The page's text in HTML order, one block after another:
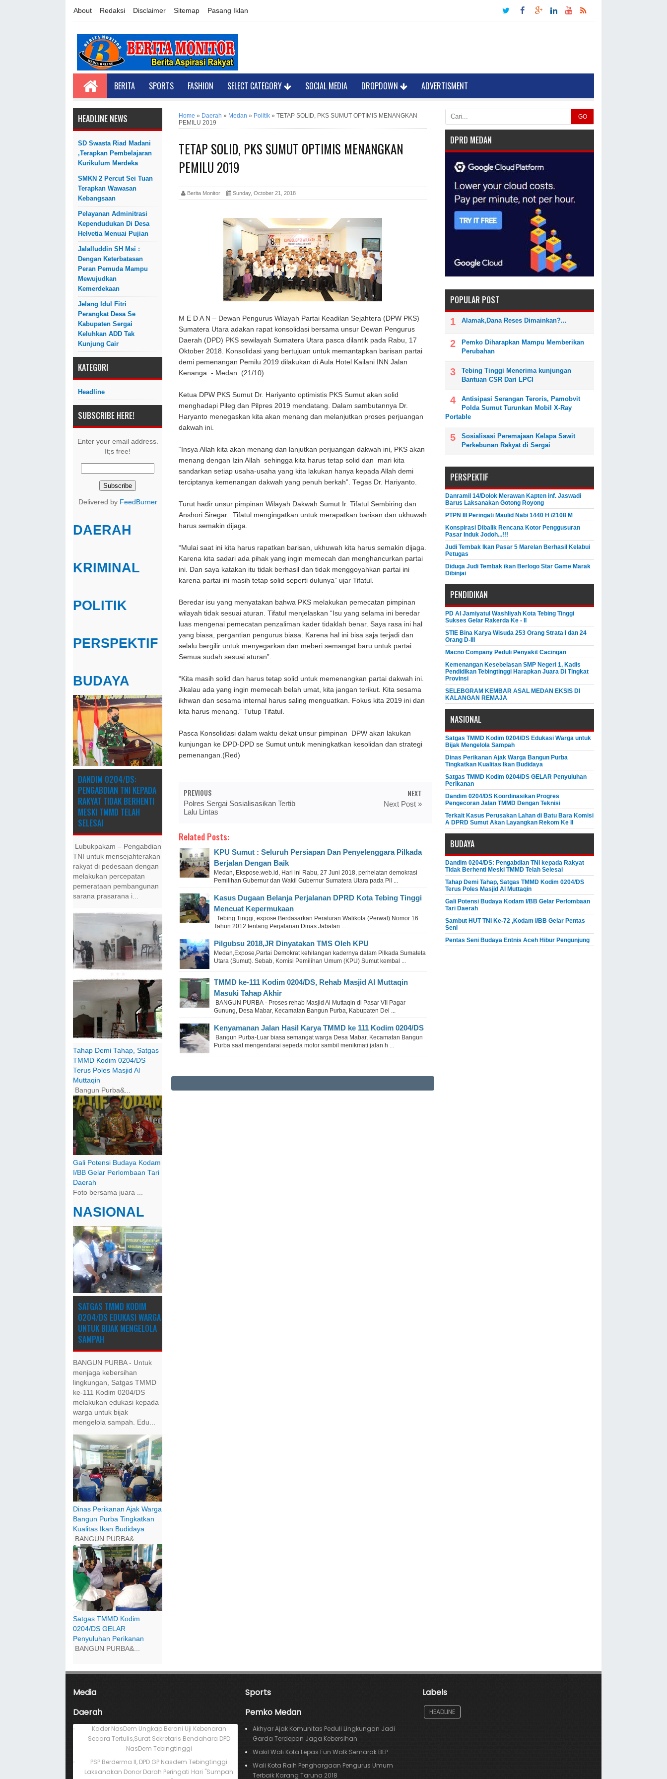
About Redaksi Disclaimer Sitemap Pasang Iklan
BERITA SPORTS FASHION SELECT CATEGORY SOCIAL MEDIA DROPDOWN ADVERTISMENT
HEADLINE NEWS
SD Swasta Riad Madani
,Terapkan Pembelajaran
Kurikulum Merdeka
SMKN 2 Percut Sei Tuan
Terapkan Wawasan
Kebangsaan
Pelayanan Adminitrasi
Kependudukan Di Desa
Helvetia Menuai Pujian
Jalalluddin SH Msi :
Dengan Keterbatasan
Peran Pemuda Mampu
Mewujudkan
Kemerdekaan
Jelang Idul Fitri
Perangkat Desa Se
Kabupaten Sergai
Keluhkan ADD Tak
Kunjung Cair
KATEGORI
Headline
SUBSCRIBE HERE!
Enter your email address.
It;s free!
Delivered by FeedBurner
DAERAH
KRIMINAL
POLITIK
PERSPEKTIF
BUDAYA
DANDIM 0204/DS:
PENGABDIAN TNI KEPADA
RAKYAT TIDAK BERHENTI
MESKI ​TMMD TELAH
SELESAI
Lubukpakam – Pengabdian
TNI untuk mensejahterakan
rakyat di pedesaan dengan
melakukan percepatan
pemerataan pembangunan
sarana prasarana i...
Tahap Demi Tahap, Satgas
TMMD Kodim 0204/DS
Terus Poles Masjid Al
Muttaqin
Bangun Purba&...
Gali Potensi Budaya Kodam
I/BB Gelar Perlombaan Tari
Daerah
Foto bersama juara ...
NASIONAL
SATGAS TMMD KODIM
0204/DS EDUKASI WARGA
UNTUK BIJAK MENGELOLA
SAMPAH
BANGUN PURBA - Untuk
menjaga kebersihan
lingkungan, Satgas TMMD
ke-111 Kodim 0204/DS
melakukan edukasi kepada
warga untuk bijak
mengelola sampah. Edu...
Dinas Perikanan Ajak Warga
Bangun Purba Tingkatkan
Kualitas Ikan Budidaya
BANGUN PURBA&...
Satgas TMMD Kodim
0204/DS GELAR
Penyuluhan Perikanan
BANGUN PURBA&...
Home » Daerah » Medan » Politik » TETAP SOLID, PKS SUMUT OPTIMIS MENANGKAN
PEMILU 2019
TETAP SOLID, PKS SUMUT OPTIMIS MENANGKAN
PEMILU 2019
Berita Monitor Sunday, October 21, 2018
M E D A N – Dewan Pengurus Wilayah Partai Keadilan Sejahtera (DPW PKS)
Sumatera Utara adakan rapat konsolidasi bersama unsur Dewan Pengurus
Daerah (DPD) PKS sewilayah Sumatera Utara pasca dilantik pada Rabu, 17
Oktober 2018. Konsolidasi yang bertujuan untuk memantapkan barisan partai
demi pemenangan Pemilu 2019 dilakukan di Aula Hotel Kailani INN Jalan
Kenanga - Medan. (21/10)
Ketua DPW PKS Sumut Dr. Hariyanto optimistis PKS Sumut akan solid
menghadapi Pileg dan Pilpres 2019 mendatang. Dalam sambutannya Dr.
Haryanto menegaskan kita akan menang dan melanjutkan proses perjuangan
dakwah ini.
“Insya Allah kita akan menang dan lanjutkan perjuangan dakwah ini, PKS akan
menang dengan Izin Allah sehingga kita harus tetap solid dan mari kita
sandarkan setiap usaha-usaha yang kita lakukan hanya kepada Allah demi
terciptanya kemenangan dakwah yang penuh berkah”. Tegas Dr. Hariyanto.
Turut hadir unsur pimpinan Wilayah Dakwah Sumut Ir. Tifatul Sembiring dan
Anshori Siregar. Tifatul mengingatkan untuk merapatkan barisan dan ukhuwah
harus semakin dijaga.
“Mulai saat ini kita harus rapatkan barisan, ukhuwah kita harus semakin dijaga.
Karena kita sadari ada pihak yang ingin memecah dan menghancurkan partai
ini. Dan saya katakan itu tidak berhasil dan tidak menggoyahkan partai ini
karena partai ini masih tetap solid seperti dulunya” ujar Tifatul.
Beredar isu yang menyatakan bahwa PKS melakukan pemecatan pimpinan
wilayah tidak sesuai aturan. Tifatul menjelaskan “Isu yang selama ini beredar
luas mengenai pemecatan penzaliman kader tidaklah benar. Saya rasa ini hal
yang biasa, pergantian pengurus biasa. Karena hal ini bisa saja terjadi dan
selalu bergilir untuk menyegarkan dan meberi semangat baru untuk partai.
Semua sudah sesuai aturan”.
“Kita masih solid dan harus tetap solid untuk memenangkan partai dakwah ini.
Jikalau ada yang ingin memecah belah umat, kita jangan terikut. Kita sesama
ikhwan dan sesama internal harus saling menguatkan. Fokus kita 2019 ini dan
kita harus menang.” Tutup Tifatul.
Pasca Konsolidasi dalam waktu dekat unsur pimpinan DPW akan lakukan
kunjungan ke DPD-DPD se Sumut untuk meningkatkan kesolidan dan strategi
pemenangan.(Red)
PREVIOUS
Polres Sergai Sosialisasikan Tertib
Lalu Lintas
NEXT
Next Post »
Related Posts:
KPU Sumut : Seluruh Persiapan Dan Penyelenggara Pilkada
Berjalan Dengan Baik
Medan, Ekspose.web.id, Hari ini Rabu, 27 Juni 2018, perhelatan demokrasi
Pemilihan Gubernur dan Wakil Gubernur Sumatera Utara pada Pil ...
Kasus Dugaan Belanja Perjalanan DPRD Kota Tebing Tinggi
Mencuat Kepermukaan
Tebing Tinggi, expose Berdasarkan Peraturan Walikota (Perwal) Nomor 16
Tahun 2012 tentang Perjalanan Dinas Jabatan ...
Pilgubsu 2018,JR Dinyatakan TMS Oleh KPU
Medan,Expose,Partai Demokrat kehilangan kadernya dalam Pilkada Sumateta
Utara (Sumut). Sebab, Komisi Pemilihan Umum (KPU) Sumut kembal ...
TMMD ke-111 Kodim 0204/DS, Rehab Masjid Al Muttaqin
Masuki Tahap Akhir
BANGUN PURBA - Proses rehab Masjid Al Muttaqin di Pasar VII Pagar
Gunung, Desa Mabar, Kecamatan Bangun Purba, Kabupaten Del ...
Kenyamanan Jalan Hasil Karya TMMD ke 111 Kodim 0204/DS
Bangun Purba-Luar biasa semangat warga Desa Mabar, Kecamatan Bangun
Purba saat mengendarai sepeda motor sambil menikmati jalan h ...
GO
DPRD MEDAN
POPULAR POST
Alamak,Dana Reses Dimainkan?...
Pemko Diharapkan Mampu Memberikan
Perubahan
Tebing Tinggi Menerima kunjungan
Bantuan CSR Dari LPCI
Antisipasi Serangan Teroris, Pamobvit
Polda Sumut Turunkan Mobil X-Ray
Portable
Sosialisasi Peremajaan Kelapa Sawit
Perkebunan Rakyat di Sergai
PERSPEKTIF
Danramil 14/Dolok Merawan Kapten inf. Jaswadi
Barus Laksanakan Gotong Royong
PTPN III Peringati Maulid Nabi 1440 H /2108 M
Konspirasi Dibalik Rencana Kotor Penggusuran
Pasar Induk Jodoh...!!!
Judi Tembak Ikan Pasar 5 Marelan Berhasil Kelabui
Petugas
Diduga Judi Tembak ikan Berlogo Star Game Marak
Dibinjai
PENDIDIKAN
PD Al Jamiyatul Washliyah Kota Tebing Tinggi
Sukses Gelar Rakerda Ke - II
STIE Bina Karya Wisuda 253 Orang Strata I dan 24
Orang D-III
Macno Company Peduli Penyakit Cacingan
Kemenangan Kesebelasan SMP Negeri 1, Kadis
Pendidikan Tebingtinggi Harapkan Juara Di Tingkat
Provinsi
SELEBGRAM KEMBAR ASAL MEDAN EKSIS DI
KALANGAN REMAJA
NASIONAL
Satgas TMMD Kodim 0204/DS Edukasi Warga untuk
Bijak Mengelola Sampah
Dinas Perikanan Ajak Warga Bangun Purba
Tingkatkan Kualitas Ikan Budidaya
Satgas TMMD Kodim 0204/DS GELAR Penyuluhan
Perikanan
Dandim 0204/DS Koordinasikan Progres
Pengecoran Jalan TMMD Dengan Teknisi
Terkait Kasus Perusakan Lahan di Batu Bara Komisi
A DPRD Sumut Akan Layangkan Rekom Ke II
BUDAYA
Dandim 0204/DS: Pengabdian TNI kepada Rakyat
Tidak Berhenti Meski ​TMMD Telah Selesai
Tahap Demi Tahap, Satgas TMMD Kodim 0204/DS
Terus Poles Masjid Al Muttaqin
Gali Potensi Budaya Kodam I/BB Gelar Perlombaan
Tari Daerah
Sambut HUT TNI Ke-72 ,Kodam I/BB Gelar Pentas
Seni
Pentas Seni Budaya Entnis Aceh Hibur Pengunjung
Media
Daerah
Kader NasDem Ungkap Berani Uji Kebenaran
Secara Tertulis,Surat Sekretaris Bendahara DPD
NasDem Tebingtinggi
PSP Berderma II, DPD GP Nasdem Tebingtinggi
Laksanakan Donor Darah Peringati Hari "Sumpah
Sports
Pemko Medan
Akhyar Ajak Komunitas Peduli Lingkungan Jadi
Garda Terdepan Jaga Kebersihan
Wakil Wali Kota Lepas Fun Walk Semarak BEP
Wali Kota Raih Penghargaan Pengurus Umum
Terbaik Karang Taruna 2018
Labels
HEADLINE